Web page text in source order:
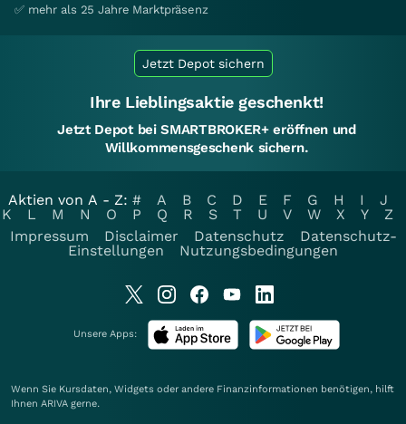
✅ mehr als 25 Jahre Marktpräsenz
Jetzt Depot sichern
Ihre Lieblingsaktie geschenkt!
Jetzt Depot bei SMARTBROKER+ eröffnen und
Willkommensgeschenk sichern.
Aktien von A - Z: # A B C D E F G H I
J
K
L M N O P Q R S T U V W X Y
Z
Impressum
Disclaimer Datenschutz
Datenschutz-
Einstellungen
Nutzungsbedingungen
Unsere Apps:
Wenn Sie Kursdaten, Widgets oder andere Finanzinformationen benötigen, hilft
Ihnen ARIVA gerne.